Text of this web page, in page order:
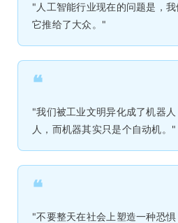
"人工智能行业现在的问题是，
它推给了大众。"
❝
"我们被工业文明异化成了机器
人，而机器其实只是个自动机。"
❝
"不要整天在社会上塑造一种恐